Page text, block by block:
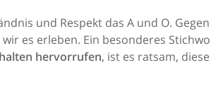
und Respekt das A und O.
es erleben. Ein besonderes
hervorrufen, ist es ratsam,